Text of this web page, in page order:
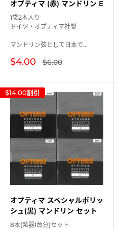
オプティマ (赤) マンドリン E
1袋2本入り
ドイツ・オプティマ社製
マンドリン弦として日本で...
販
売
価
格
$4.00 通
常
格
$6.00
$14.00割引
オプティマ スペシャルポリッ
シュ(黒) マンドリン セット
8本(楽器1台分)セット